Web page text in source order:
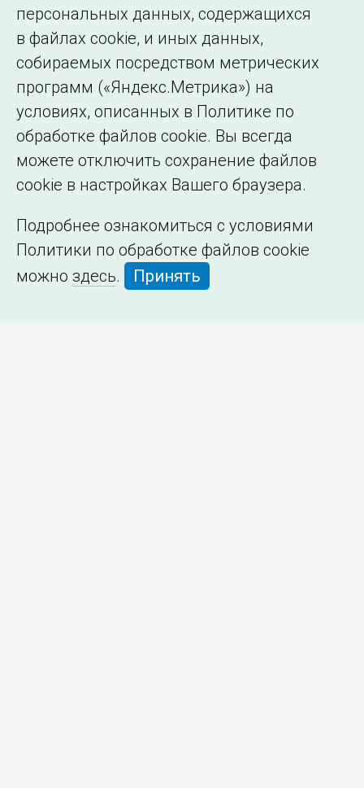
персональных данных, содержащихся
в файлах cookie, и иных данных,
собираемых посредством метрических
программ («Яндекс.Метрика») на
условиях, описанных в Политике по
обработке файлов cookie. Вы всегда
можете отключить сохранение файлов
cookie в настройках Вашего браузера.
Подробнее ознакомиться с условиями
Политики по обработке файлов cookie
можно здесь. Принять